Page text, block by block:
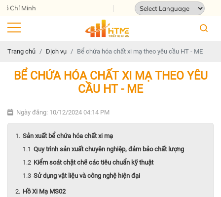
Địa chỉ: 124 Tam Châu, Tam Bình, Thành
Trang chủ Dịch vụ Bể chứa hóa chất xi mạ theo yêu cầu HT - ME
BỂ CHỨA HÓA CHẤT XI MẠ THEO YÊU
CẦU HT - ME
Ngày đăng: 10/12/2024 04:14 PM
Sản xuất bể chứa hóa chất xi mạ
Quy trình sản xuất chuyên nghiệp, đảm bảo chất lượng
Kiểm soát chặt chẽ các tiêu chuẩn kỹ thuật
Sử dụng vật liệu và công nghệ hiện đại
Hồ Xi Mạ MS02